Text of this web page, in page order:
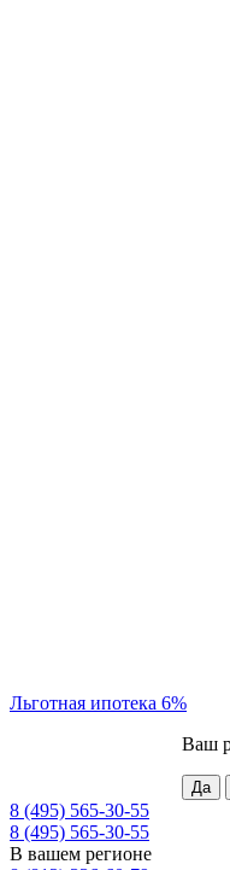
Льготная ипотека 6%
Ваш
8 (495) 565-30-55
8 (495) 565-30-55
В вашем регионе